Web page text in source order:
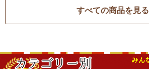
すべての商品を見る